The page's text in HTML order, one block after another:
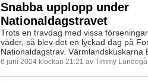
Snabba upplopp under
Nationaldagstravet
Trots en travdag med vissa
väder, så blev det en lyckad dag på
Nationaldagstrav. Värmlandskuskarna
6 juni 2024 klockan 21:21 av Timmy